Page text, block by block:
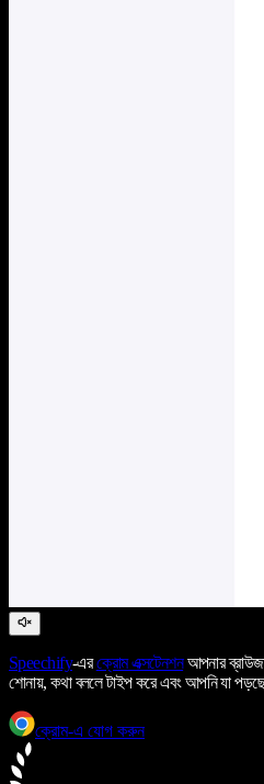
Speechify-এরক্রোম এক্সটেনশনআপনার
শোনায়, কথা বললে টাইপ করে এবং আপনি যা
ক্রোম-এ যোগ করুন